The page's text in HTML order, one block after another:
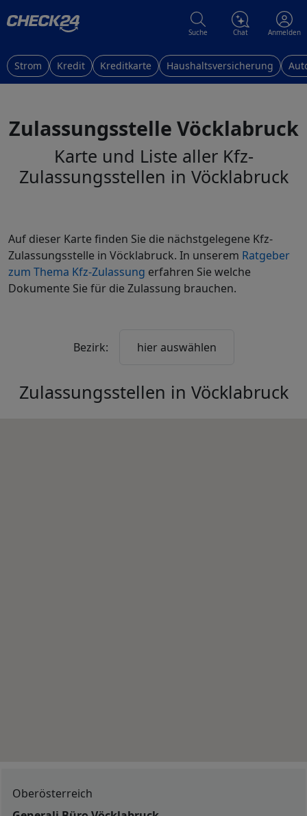
Suche Chat Anmelden
Strom Kredit Kreditkarte Haushaltsversicherung
Zulassungsstelle Vöcklabruck
Karte und Liste aller Kfz-
Zulassungsstellen in Vöcklabruck
Auf dieser Karte finden Sie die nächstgelegene Kfz-
Zulassungsstelle in Vöcklabruck. In unserem Ratgeber
zum Thema Kfz-Zulassung erfahren Sie welche
Dokumente Sie für die Zulassung brauchen.
Bezirk: hier auswählen
Zulassungsstellen in Vöcklabruck
Oberösterreich